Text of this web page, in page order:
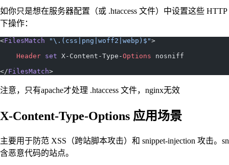
如你只是想在服务器配置（或 .htaccess 文件）中设置这些
下操作：
<FilesMatch "\.(css|png|woff2|webp)$">
    Header
set X-Content-Type-Options nosniff
</FilesMatch>
注意，只有apache才处理 .htaccess 文件，nginx无效
X-Content-Type-Options 应用场景
主要用于防范 XSS（跨站脚本攻击）和 snippet-injection 攻击
含恶意代码的站点。